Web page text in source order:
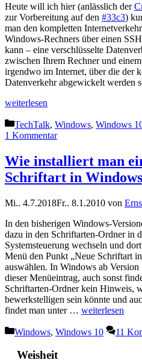
Heute will ich hier (anlässlich der
zur Vorbereitung auf den #33c3)
man den kompletten
Windows-Rechners über einen
kann – eine verschlüsselte
zwischen Ihrem Rechner und
irgendwo im Internet, über die der
Datenverkehr abgewickelt werden
weiterlesen
Kategorien
TechTalk, Windows, Windows
1 Kommentar
Wie installiert man
Schriftart in
Mi.. 4.7.2018Fr.. 8.1.2010 von
In den bisherigen Windows-
dazu in den Schriftarten-Ordner in
Systemsteuerung wechseln und
Menü den Punkt „Neue Schriftart
auswählen. In Windows ab Version
dieser Menüeintrag, auch sonst
Schriftarten-Ordner kein Hinweis,
bewerkstelligen sein könnte und
findet man unter … weiterlesen
Kategorien
Windows, Windows 10 11
Weisheit